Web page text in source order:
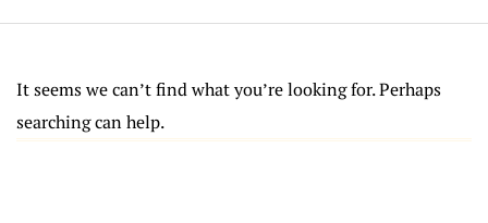
It seems we can’t find what you’re looking for. Perhaps
searching can help.